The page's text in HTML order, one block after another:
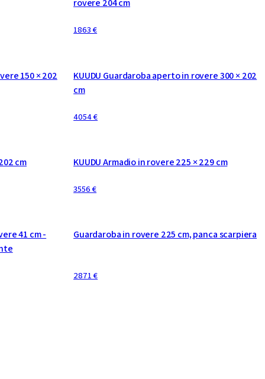
rovere 204 cm
1863 €
150 × 202
KUUDU Guardaroba aperto in rovere 300 × 202
cm
4054 €
cm KUUDU Armadio in rovere 225 × 229 cm
3556 €
41 cm -
Guardaroba in rovere 225 cm, panca scarpiera
2871 €